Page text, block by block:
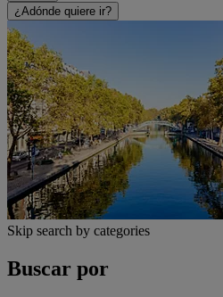
¿Adónde quiere ir?
Skip search by categories
Buscar por